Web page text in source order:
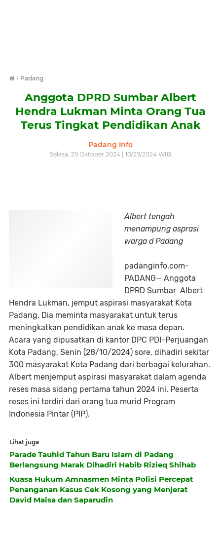
› Padang
Anggota DPRD Sumbar Albert
Hendra Lukman Minta Orang Tua
Terus Tingkat Pendidikan Anak
Padang Info
Selasa, 29 Oktober 2024 | 10/29/2024 WIB
Albert tengah
menampung asprasi
warga d Padang
padanginfo.com-
PADANG— Anggota
DPRD Sumbar Albert
Hendra Lukman, jemput aspirasi masyarakat Kota
Padang. Dia meminta masyarakat untuk terus
meningkatkan pendidikan anak ke masa depan.
Acara yang dipusatkan di kantor DPC PDI-Perjuangan
Kota Padang, Senin (28/10/2024) sore, dihadiri sekitar
300 masyarakat Kota Padang dari berbagai kelurahan.
Albert menjemput aspirasi masyarakat dalam agenda
reses masa sidang pertama tahun 2024 ini. Peserta
reses ini terdiri dari orang tua murid Program
Indonesia Pintar (PIP).
Lihat juga
Parade Tauhid Tahun Baru Islam di Padang
Berlangsung Marak Dihadiri Habib Rizieq Shihab
Kuasa Hukum Amnasmen Minta Polisi Percepat
Penanganan Kasus Cek Kosong yang Menjerat
David Maisa dan Saparudin